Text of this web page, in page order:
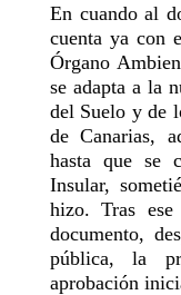
En cuando al
cuenta ya con
Órgano
se adapta a la
del Suelo y de
de Canarias,
hasta que se
Insular,
hizo. Tras
documento,
pública, la
aprobación